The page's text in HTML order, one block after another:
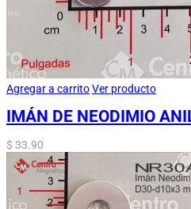
Agregar a carritoVer producto
IMÁN DE NEODIMIO
$ 33.90